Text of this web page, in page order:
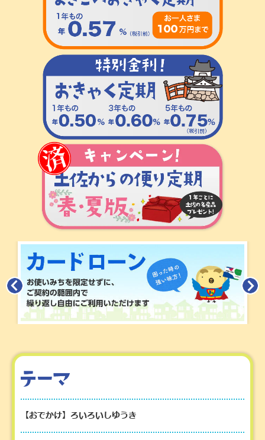
【おでかけ】ろいろいしゆうき